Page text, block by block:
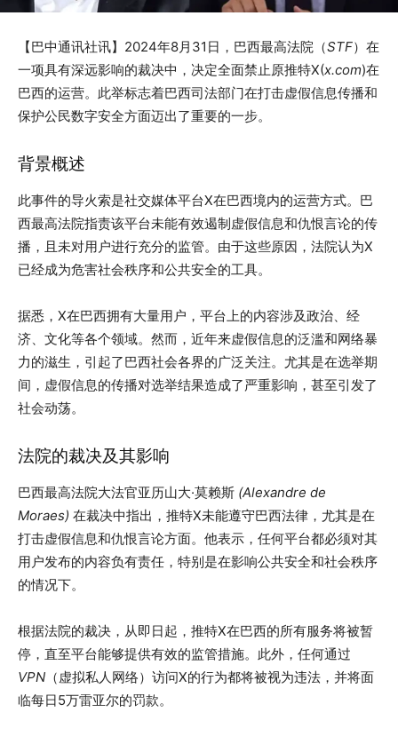
【巴中通讯社讯】2024年8月31日，巴西最高法院（STF）在
一项具有深远影响的裁决中，决定全面禁止原推特X(x.com)在
巴西的运营。此举标志着巴西司法部门在打击虚假信息传播和
保护公民数字安全方面迈出了重要的一步。
背景概述
此事件的导火索是社交媒体平台X在巴西境内的运营方式。巴
西最高法院指责该平台未能有效遏制虚假信息和仇恨言论的传
播，且未对用户进行充分的监管。由于这些原因，法院认为X
已经成为危害社会秩序和公共安全的工具。
据悉，X在巴西拥有大量用户，平台上的内容涉及政治、经
济、文化等各个领域。然而，近年来虚假信息的泛滥和网络暴
力的滋生，引起了巴西社会各界的广泛关注。尤其是在选举期
间，虚假信息的传播对选举结果造成了严重影响，甚至引发了
社会动荡。
法院的裁决及其影响
巴西最高法院大法官亚历山大·莫赖斯 (Alexandre de
Moraes) 在裁决中指出，推特X未能遵守巴西法律，尤其是在
打击虚假信息和仇恨言论方面。他表示，任何平台都必须对其
用户发布的内容负有责任，特别是在影响公共安全和社会秩序
的情况下。
根据法院的裁决，从即日起，推特X在巴西的所有服务将被暂
停，直至平台能够提供有效的监管措施。此外，任何通过
VPN （虚拟私人网络）访问X的行为都将被视为违法，并将面
临每日5万雷亚尔的罚款。